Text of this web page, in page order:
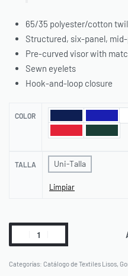
65/35 polyester/cotton
Structured, six-panel,
Pre-curved visor with
Sewn eyelets
Hook-and-loop closure
COLOR
TALLA Uni-Talla
Limpiar
Categorías: Catálogo de Textiles Lisos,